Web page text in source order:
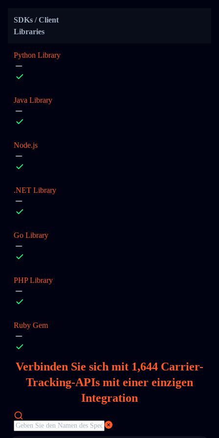
SDKs / Client
Libraries
Python Library
Java Library
Node.js
.NET Library
Go Library
PHP Library
Ruby Gem
Verbinden Sie sich mit 1,644 Carrier-
Tracking-APIs mit einer einzigen
Integration